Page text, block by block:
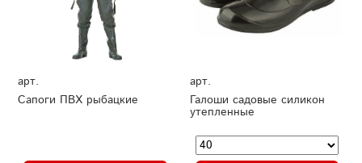
арт.
Сапоги ПВХ рыбацкие
арт.
Галоши садовые силикон
утепленные